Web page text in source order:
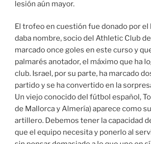
lesión aún mayor.
El trofeo en cuestión fue donado por el
daba nombre, socio del Athletic Club
marcado once goles en este curso y
palmarés anotador, el máximo que ha
club. Israel, por su parte, ha marcado
partido y se ha convertido en la
Un viejo conocido del fútbol español,
de Mallorca y Almería) aparece como
artillero. Debemos tener la capacidad
que el equipo necesita y ponerlo al